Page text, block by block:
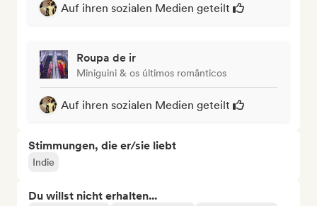
Auf ihren sozialen Medien geteilt
Roupa de ir
Miniguini & os últimos românticos
Auf ihren sozialen Medien geteilt
Stimmungen, die er/sie liebt
Indie
Du willst nicht erhalten...